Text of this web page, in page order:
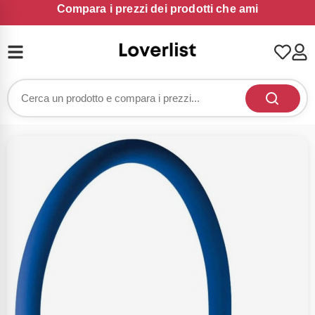
Compara i prezzi dei prodotti che ami